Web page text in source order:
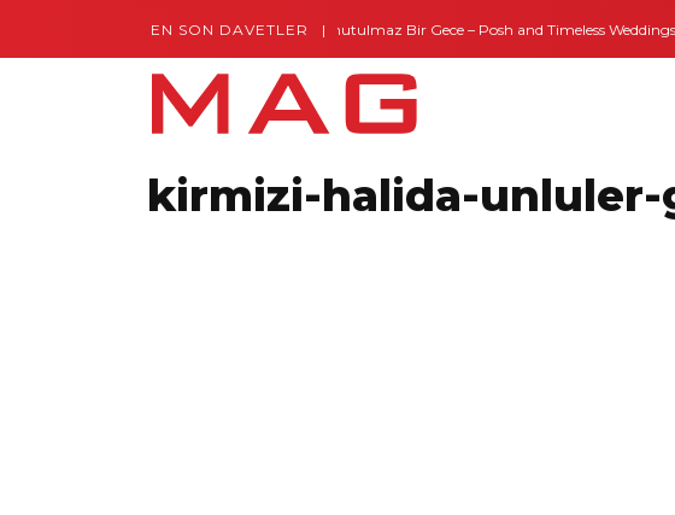
EN SON DAVETLER
Gaziantep’te Unutulmaz Bir Gece – Posh and Timeless Weddings
kirmizi-halida-unluler-